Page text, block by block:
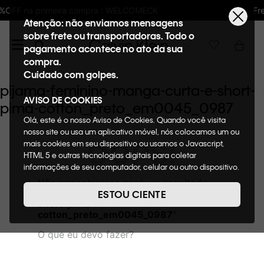
Frete GRÁTIS nas compras
Atenção: não enviamos mensagens
sobre frete ou transportadoras. Todo o
pagamento acontece no ato da sua
compra.
Cuidado com golpes.
AVISO DE COOKIES
Olá, este é o nosso Aviso de Cookies. Quando você visita
nosso site ou usa um aplicativo móvel, nós colocamos um ou
mais cookies em seu dispositivo ou usamos o Javascript,
HTML 5 e outras tecnologias digitais para coletar
informações de seu computador, celular ou outro dispositivo.
de cookies, informaremos quais cookies usaremos e quais
suas funções. A forma como processamos os dados
nosso Aviso de Privacidade. Quando você visita nosso site,
consideraremos isso como sua solicitação específica para
ESTOU CIENTE
pijama-feminino-manga-curta-e-short-
pima-cotton_preto_em0045_0987
OOPS!
Não encontramos nenhum resultado
pijama-feminino-manga-curta-e-
short-pima-
O que eu devo fazer?